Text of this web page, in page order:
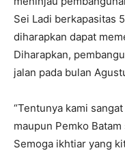
Sei Ladi berkapasitas
diharapkan dapat
Diharapkan,
jalan pada bulan
“Tentunya kami
maupun Pemko
Semoga ikhtiar yang